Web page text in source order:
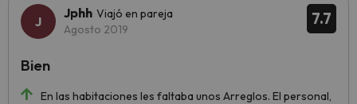
7.7
Jphh Viajó en pareja
Agosto 2019
En las habitaciones les faltaba unos Arreglos. El personal,
Bien